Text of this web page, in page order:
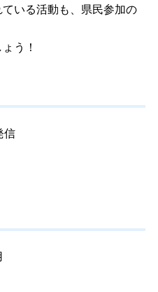
いる活動も、県民参加の
う！
信